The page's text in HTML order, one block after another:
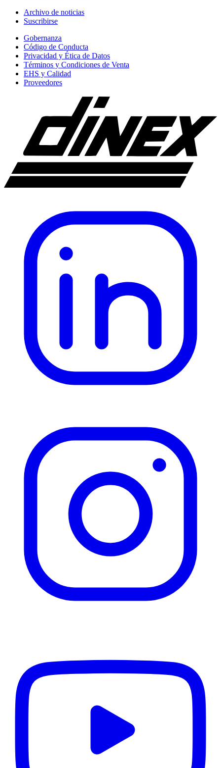
Archivo de noticias
Suscribirse
Gobernanza
Código de Conducta
Privacidad y Ética de Datos
Términos y Condiciones de Venta
EHS y Calidad
Proveedores